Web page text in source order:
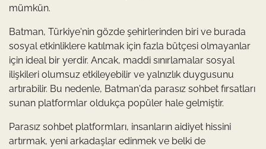
mümkün.
Batman, Türkiye'nin gözde şehirlerinden biri ve burada
sosyal etkinliklere katılmak için fazla bütçesi olmayanlar
için ideal bir yerdir. Ancak, maddi sınırlamalar sosyal
ilişkileri olumsuz etkileyebilir ve yalnızlık duygusunu
artırabilir. Bu nedenle, Batman'da parasız sohbet fırsatları
sunan platformlar oldukça popüler hale gelmiştir.
Parasız sohbet platformları, insanların aidiyet hissini
artırmak, yeni arkadaşlar edinmek ve belki de